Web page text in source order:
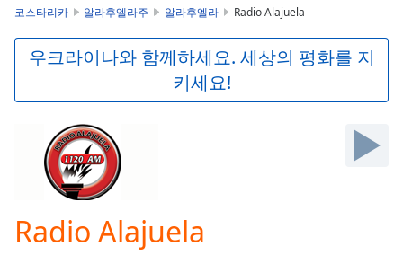
Play
Video
Skip
Forward
Current
코스타리카 알라후엘라주 알라후엘라 Radio Alajuela
우크라이나와 함께하세요. 세상의 평화를 지
키세요!
Radio Alajuela